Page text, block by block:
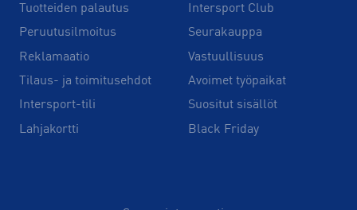
Tuotteiden palautus
Peruutusilmoitus
Reklamaatio
Tilaus- ja toimitusehdot
Intersport-tili
Lahjakortti
Intersport Club
Seurakauppa
Vastuullisuus
Avoimet työpaikat
Suositut sisällöt
Black Friday